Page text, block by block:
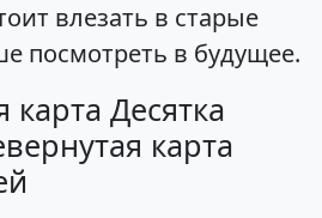
влезать в старые
посмотреть в будущее.
карта Десятка
карта